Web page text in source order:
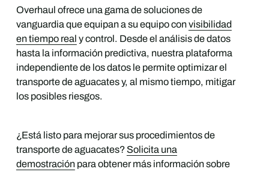
Overhaul ofrece una gama de soluciones de
vanguardia que equipan a su equipo convisibilidad
en tiempo real y control. Desde el análisis de datos
hasta la información predictiva, nuestra plataforma
independiente de los datos le permite optimizar el
transporte de aguacates y, al mismo tiempo, mitigar
los posibles riesgos.
¿Está listo para mejorar sus procedimientos de
transporte de aguacates? Solicita una
demostraciónpara obtener más información sobre